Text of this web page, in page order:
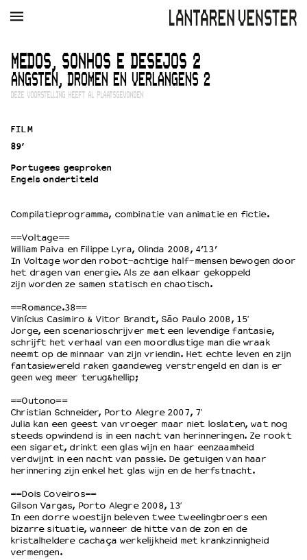
AGENDA FILM MUZIEK RESTAURANT VERHUUR
Winkelmandje
Zoek
Kaartverkoop
EDUCATIE
Schoolvoorstellingen
Filmprogramma’s Primair Onderwijs
Filmprogramma’s VO/MBO
Speciale educatieprogramma’s
OVER LANTARENVENSTER
Wat we doen
Werken bij
Word vriend
Historie
Partners
Huisregels
Privacyverklaring
Integriteits- en gedragscode
Duurzaamheid
Culturele boycot Israël
Ruimte voor artistieke vrijheid – VNPF
MEDOS, SONHOS E DESEJOS 2
ANGSTEN, DROMEN EN VERLANGENS 2
DEZE VOORSTELLING HEEFT AL PLAATSGEVONDEN
FILM
89’
Portugees gesproken
Engels ondertiteld
Compilatieprogramma, combinatie van animatie en fictie.
==Voltage==
William Paiva en Filippe Lyra, Olinda 2008, 4’13’
In Voltage worden robot-achtige half-mensen bewogen door
het dragen van energie. Als ze aan elkaar gekoppeld
zijn worden ze samen statisch en chaotisch.
==Romance.38==
Vinícius Casimiro & Vitor Brandt, São Paulo 2008, 15′
Jorge, een scenarioschrijver met een levendige fantasie,
schrijft het verhaal van een moordlustige man die wraak
neemt op de minnaar van zijn vriendin. Het echte leven en zijn
fantasiewereld raken gaandeweg verstrengeld en dan is er
geen weg meer terug&hellip;
==Outono==
Christian Schneider, Porto Alegre 2007, 7′
Julia kan een geest van vroeger maar niet loslaten, wat nog
steeds opwindend is in een nacht van herinneringen. Ze rookt
een sigaret, drinkt een glas wijn en haar eenzaamheid
verdwijnt in een nacht van passie. De getuigen van haar
herinnering zijn enkel het glas wijn en de herfstnacht.
==Dois Coveiros==
Gilson Vargas, Porto Alegre 2008, 13′
In een dorre woestijn beleven twee tweelingbroers een
bizarre situatie, wanneer de hitte van de zon en de
kristalheldere cachaça werkelijkheid met krankzinnigheid
vermengen.